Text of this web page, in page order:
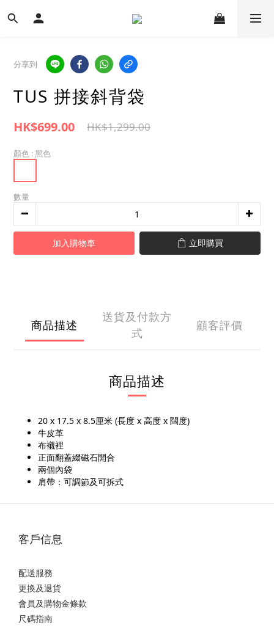
分享到
TUS 拼接斜背袋
HK$699.00 HK$1,299.00
顏色 : 黑色
數量
加入購物車 立即購買
商品描述
送貨及付款方
式
顧客評價
商品描述
20 x 17.5 x 8.5厘米 (長度 x 高度 x 闊度)
牛皮革
布襯裡
正面翻蓋綴磁石開合
兩個內袋
肩帶：可調節及可拆式
客戶信息
配送服務
更換及退貨
會員及購物金條款
尺碼指南